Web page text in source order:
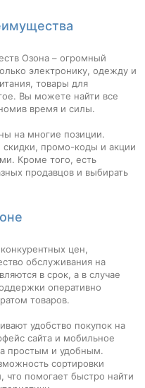
Озона – огромный
электронику, одежду и
товары для
Вы можете найти все
время и силы.
на многие позиции.
промо-коды и акции
Кроме того, есть
продавцов и выбирать
цен,
обслуживания на
в срок, а в случае
оперативно
товаров.
удобство покупок на
сайта и мобильное
простым и удобным.
сортировки
помогает быстро найти